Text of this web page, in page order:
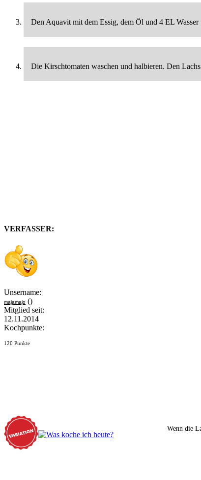
Den Aquavit mit dem Essig, dem Öl und 4 EL
Die Kirschtomaten waschen und halbieren. Den
VERFASSER:
Unsername:
majamajo ()
Mitglied seit:
12.11.2014
Kochpunkte:
120 Punkte
Wenn die